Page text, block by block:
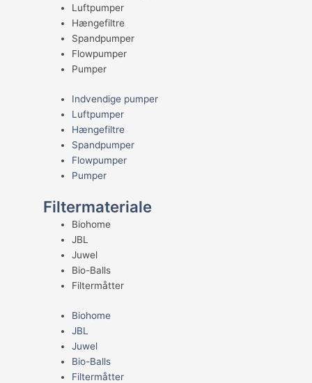
Luftpumper
Hængefiltre
Spandpumper
Flowpumper
Pumper
Indvendige pumper
Luftpumper
Hængefiltre
Spandpumper
Flowpumper
Pumper
Filtermateriale
Biohome
JBL
Juwel
Bio-Balls
Filtermåtter
Biohome
JBL
Juwel
Bio-Balls
Filtermåtter